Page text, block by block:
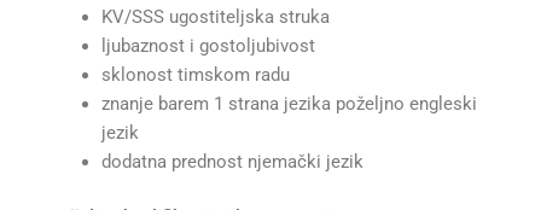
KV/SSS ugostiteljska struka
ljubaznost i gostoljubivost
sklonost timskom radu
znanje barem 1 strana jezika poželjno engleski
jezik
dodatna prednost njemački jezik